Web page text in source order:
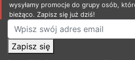
wysyłamy promocje do grupy osób,
bieżąco. Zapisz się już dziś!
Zapisz się